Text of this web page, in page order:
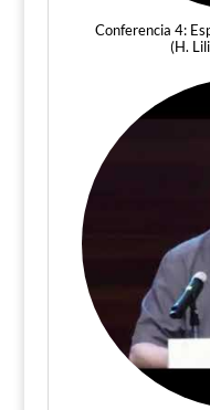
Conferencia 4:
(H.